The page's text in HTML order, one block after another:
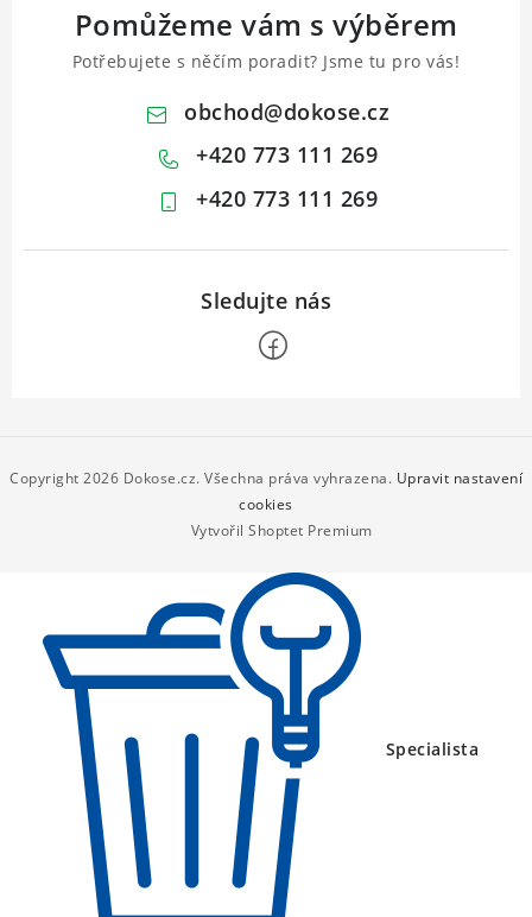
Pomůžeme vám s výběrem
Potřebujete s něčím poradit? Jsme tu pro vás!
obchod@dokose.cz
+420 773 111 269
+420 773 111 269
p
Vytvořil Shoptet Premium
Copyright 2026 Dokose.cz. Všechna práva vyhrazena. Upravit nastavení
cookies
Specialista